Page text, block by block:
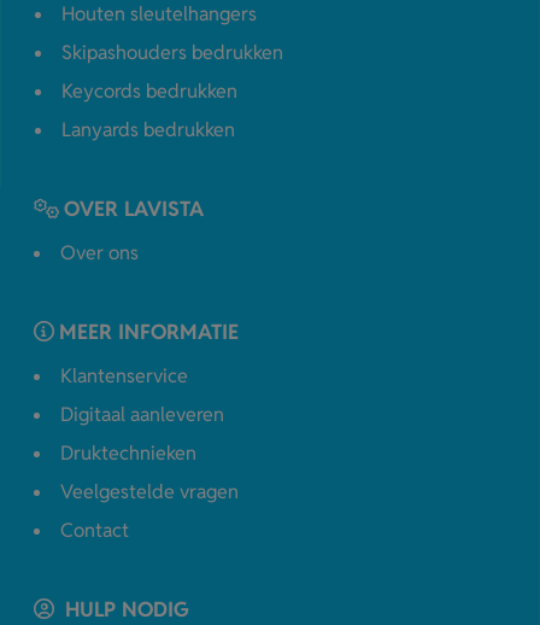
Houten sleutelhangers
Skipashouders bedrukken
Keycords bedrukken
Lanyards bedrukken
OVER LAVISTA
Over ons
MEER INFORMATIE
Klantenservice
Digitaal aanleveren
Druktechnieken
Veelgestelde vragen
Contact
HULP NODIG